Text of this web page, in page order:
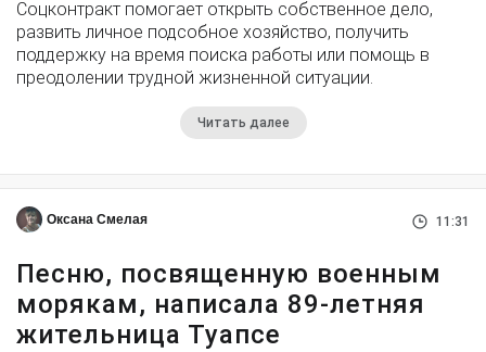
Соцконтракт помогает открыть собственное дело,
развить личное подсобное хозяйство, получить
поддержку на время поиска работы или помощь в
преодолении трудной жизненной ситуации.
Читать далее
Оксана Смелая 11:31
Песню, посвященную военным
морякам, написала 89-летняя
жительница Туапсе